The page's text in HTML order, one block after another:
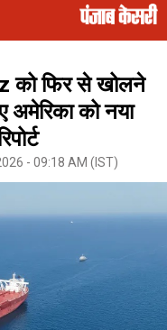
को फिर से खोलने
को नया
- 09:18 AM (IST)